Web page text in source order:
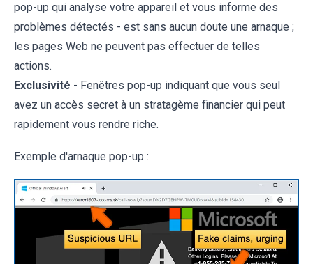
pop-up qui analyse votre appareil et vous informe des
problèmes détectés - est sans aucun doute une arnaque ;
les pages Web ne peuvent pas effectuer de telles
actions.
Exclusivité - Fenêtres pop-up indiquant que vous seul
avez un accès secret à un stratagème financier qui peut
rapidement vous rendre riche.
Exemple d'arnaque pop-up :